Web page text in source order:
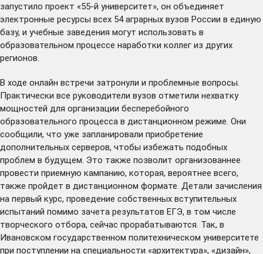
запустило проект «55-й университет», он объединяет
электронные ресурсы всех 54 аграрных вузов России в единую
базу, и учебные заведения могут использовать в
образовательном процессе наработки коллег из других
регионов.
В ходе онлайн встречи затронули и проблемные вопросы.
Практически все руководители вузов отметили нехватку
мощностей для организации бесперебойного
образовательного процесса в дистанционном режиме. Они
сообщили, что уже запланировали приобретение
дополнительных серверов, чтобы избежать подобных
проблем в будущем. Это также позволит организованнее
провести приемную кампанию, которая, вероятнее всего,
также пройдет в дистанционном формате. Детали зачисления
на первый курс, проведение собственных вступительных
испытаний помимо зачета результатов ЕГЭ, в том числе
творческого отбора, сейчас прорабатываются. Так, в
Ивановском государственном политехническом университете
при поступлении на специальности «архитектура», «дизайн»,